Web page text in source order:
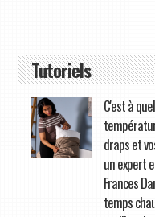
Tutoriels
C'est à
draps et
un expert
Frances
temps